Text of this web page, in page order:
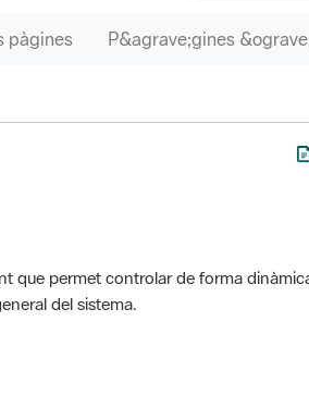
pàgines
que permet controlar de forma
del sistema.
de 0 estrelles de 5.